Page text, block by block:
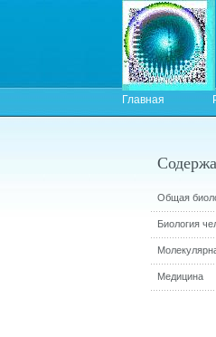
Главная
Общая
Биология
Медицина